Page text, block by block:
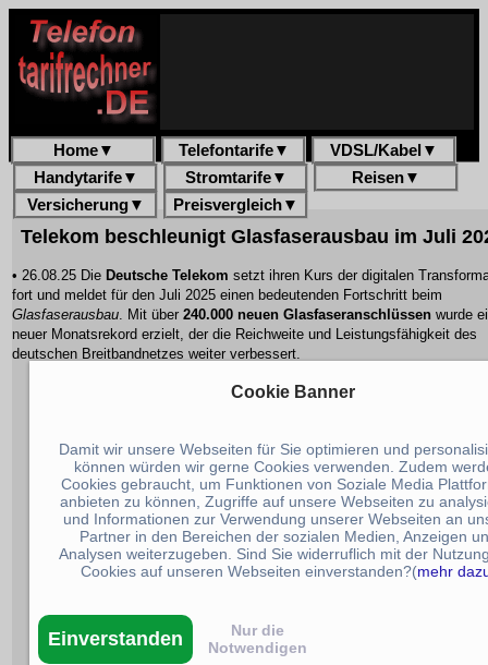
Home▼ Telefontarife▼ VDSL/Kabel ▼
Handytarife▼ Stromtarife▼ Reisen▼
Versicherung▼ Preisvergleich▼
Telekom beschleunigt Glasfaserausbau im Juli
• 26.08.25 Die Deutsche Telekom setzt ihren Kurs der digitalen
fort und meldet für den Juli 2025 einen bedeutenden Fortschritt beim
Glasfaserausbau. Mit über 240.000 neuen Glasfaseranschlüssen wurde
neuer Monatsrekord erzielt, der die Reichweite und Leistungsfähigkeit des
deutschen Breitbandnetzes weiter verbessert.
Cookie Banner
Damit wir unsere Webseiten für Sie optimieren und
können würden wir gerne Cookies verwenden. Zudem
Cookies gebraucht, um Funktionen von Soziale Media
anbieten zu können, Zugriffe auf unsere Webseiten zu
und Informationen zur Verwendung unserer Webseiten an
Partner in den Bereichen der sozialen Medien, Anzeigen
Analysen weiterzugeben. Sind Sie widerruflich mit der
Cookies auf unseren Webseiten einverstanden?(mehr
Einverstanden
Nur die
Notwendigen